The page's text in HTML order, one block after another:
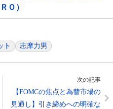
Ｏ）
ト 志摩力男
次の記事
【FOMCの焦点と為替市場の
見通し】引き締めへの明確な